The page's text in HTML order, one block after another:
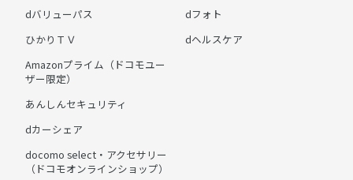
dバリューパス
ひかりＴＶ
Amazonプライム（ドコモユー
ザー限定）
あんしんセキュリティ
dカーシェア
docomo select・アクセサリー
（ドコモオンラインショップ）
dフォト
dヘルスケア